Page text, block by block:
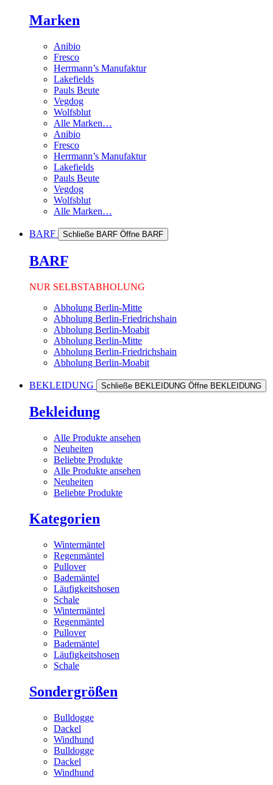
Marken
Anibio
Fresco
Herrmann’s Manufaktur
Lakefields
Pauls Beute
Vegdog
Wolfsblut
Alle Marken…
Anibio
Fresco
Herrmann’s Manufaktur
Lakefields
Pauls Beute
Vegdog
Wolfsblut
Alle Marken…
BARF Schließe BARF Öffne BARF
BARF
NUR SELBSTABHOLUNG
Abholung Berlin-Mitte
Abholung Berlin-Friedrichshain
Abholung Berlin-Moabit
Abholung Berlin-Mitte
Abholung Berlin-Friedrichshain
Abholung Berlin-Moabit
BEKLEIDUNG Schließe BEKLEIDUNG Öffne BEKLEIDUNG
Bekleidung
Alle Produkte ansehen
Neuheiten
Beliebte Produkte
Alle Produkte ansehen
Neuheiten
Beliebte Produkte
Kategorien
Wintermäntel
Regenmäntel
Pullover
Bademäntel
Läufigkeitshosen
Schale
Wintermäntel
Regenmäntel
Pullover
Bademäntel
Läufigkeitshosen
Schale
Sondergrößen
Bulldogge
Dackel
Windhund
Bulldogge
Dackel
Windhund